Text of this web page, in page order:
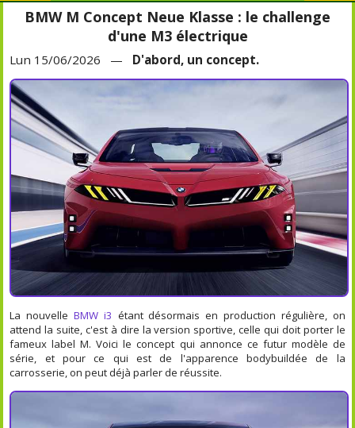
BMW M Concept Neue Klasse : le challenge
d'une M3 électrique
Lun 15/06/2026 — D'abord, un concept.
La nouvelleBMW i3 étant désormais en production régulière, on
attend la suite, c'est à dire la version sportive, celle qui doit porter le
fameux label M. Voici le concept qui annonce ce futur modèle de
série, et pour ce qui est de l'apparence bodybuildée de la
carrosserie, on peut déjà parler de réussite.